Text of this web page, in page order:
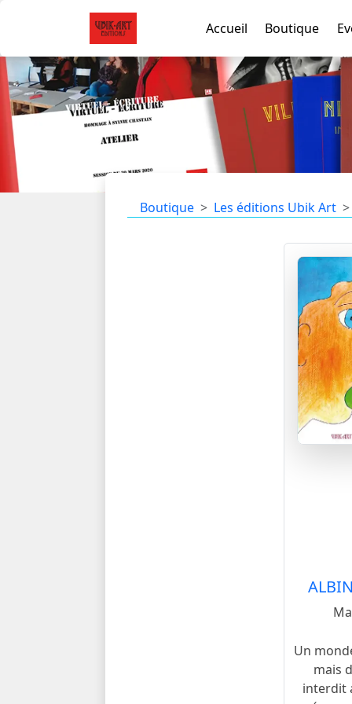
Accueil Boutique
Boutique Les éditions Ubik Art
Un
mais
interdit